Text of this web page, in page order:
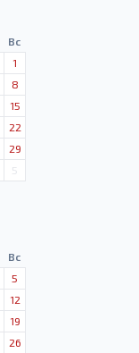
Вс
1
8
15
22
29
5
Вс
5
12
19
26